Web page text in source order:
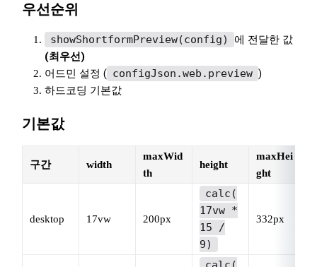
우선순위
showShortformPreview(config)
에 전달한 값
(최우선)
어드민 설정 ( configJson.web.preview )
하드코딩 기본값
기본값
구간 width
maxWid
th
height
maxHei
ght
desktop 17vw 200px
calc(
17vw *
15 /
9)
332px